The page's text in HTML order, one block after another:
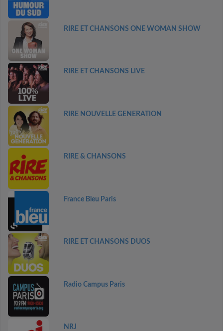
RIRE ET CHANSONS ONE WOMAN SHOW
RIRE ET CHANSONS LIVE
RIRE NOUVELLE GENERATION
RIRE & CHANSONS
France Bleu Paris
RIRE ET CHANSONS DUOS
Radio Campus Paris
NRJ